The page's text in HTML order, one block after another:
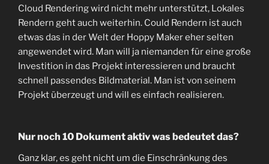
Cloud Rendering wird nicht mehr unterstützt, Lokales
Rendern geht auch weiterhin. Could Rendern ist auch
etwas das in der Welt der Hoppy Maker eher selten
angewendet wird. Man will ja niemanden für eine große
Investition in das Projekt interessieren und braucht
schnell passendes Bildmaterial. Man ist von seinem
Projekt überzeugt und will es einfach realisieren.
Nur noch 10 Dokument aktiv was bedeutet das?
Ganz klar, es geht nicht um die Einschränkung des